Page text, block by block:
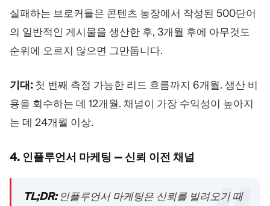
실패하는 브로커들은 콘텐츠 농장에서 작성된 500단어
의 일반적인 게시물을 생산한 후, 3개월 후에 아무것도
순위에 오르지 않으면 그만둡니다.
기대:첫 번째 측정 가능한 리드 흐름까지 6개월. 생산 비
용을 회수하는 데 12개월. 채널이 가장 수익성이 높아지
는 데 24개월 이상.
4. 인플루언서 마케팅 — 신뢰 이전 채널
TL;DR:인플루언서 마케팅은 신뢰를 빌려오기 때